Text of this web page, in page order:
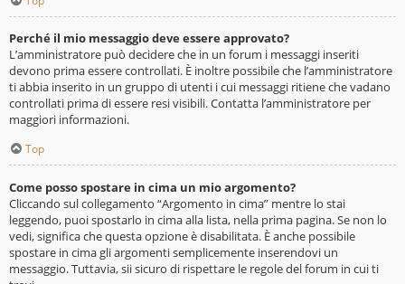
Perché il mio messaggio deve essere approvato?
L’amministratore può decidere che in un forum i messaggi inseriti
devono prima essere controllati. È inoltre possibile che l’amministratore
ti abbia inserito in un gruppo di utenti i cui messaggi ritiene che vadano
controllati prima di essere resi visibili. Contatta l’amministratore per
maggiori informazioni.
Top
Come posso spostare in cima un mio argomento?
Cliccando sul collegamento “Argomento in cima” mentre lo stai
leggendo, puoi spostarlo in cima alla lista, nella prima pagina. Se non lo
vedi, significa che questa opzione è disabilitata. È anche possibile
spostare in cima gli argomenti semplicemente inserendovi un
messaggio. Tuttavia, sii sicuro di rispettare le regole del forum in cui ti